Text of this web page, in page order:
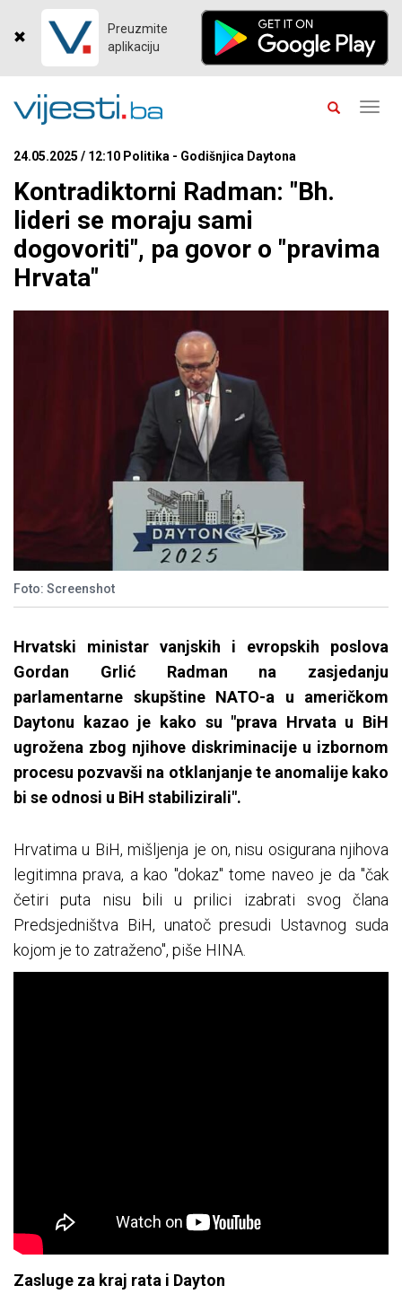
Preuzmite
aplikaciju
24.05.2025 / 12:10 Politika - Godišnjica Daytona
Kontradiktorni Radman: "Bh.
lideri se moraju sami
dogovoriti", pa govor o "pravima
Hrvata"
Foto: Screenshot
Hrvatski ministar vanjskih i evropskih poslova
Gordan Grlić Radman na zasjedanju
parlamentarne skupštine NATO-a u američkom
Daytonu kazao je kako su "prava Hrvata u BiH
ugrožena zbog njihove diskriminacije u izbornom
procesu pozvavši na otklanjanje te anomalije kako
bi se odnosi u BiH stabilizirali".
Hrvatima u BiH, mišljenja je on, nisu osigurana njihova
legitimna prava, a kao "dokaz" tome naveo je da "čak
četiri puta nisu bili u prilici izabrati svog člana
Predsjedništva BiH, unatoč presudi Ustavnog suda
kojom je to zatraženo", piše HINA.
Zasluge za kraj rata i Dayton